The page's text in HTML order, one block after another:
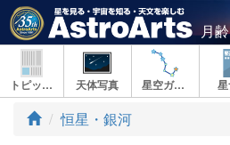
月
トピックス 天体写真 星空ガイド
ト 恒星・銀河